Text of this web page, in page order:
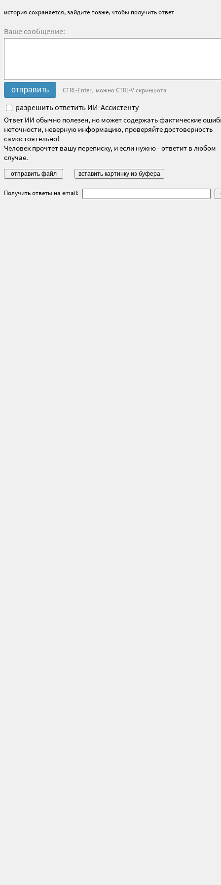
история сохраняется, зайдите позже, чтобы получить ответ
Ваше сообщение:
CTRL-Enter, можно CTRL-V скриншота
разрешить ответить ИИ-Ассистенту
Ответ ИИ обычно полезен, но может содержать фактические
неточности, неверную информацию, проверяйте достоверность
самостоятельно!
Человек прочтет вашу переписку, и если нужно - ответит в любом
случае.
Получить ответы на email: